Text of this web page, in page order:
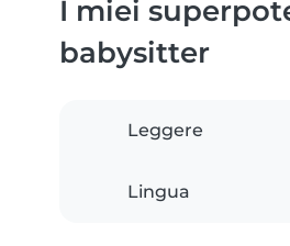
I miei
babysitter
Leggere
Lingua